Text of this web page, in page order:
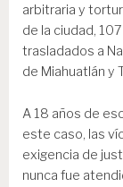
arbitraria y
de la ciudad,
trasladados a
de Miahuatlán y
A 18 años de
este caso, las
exigencia de
nunca fue